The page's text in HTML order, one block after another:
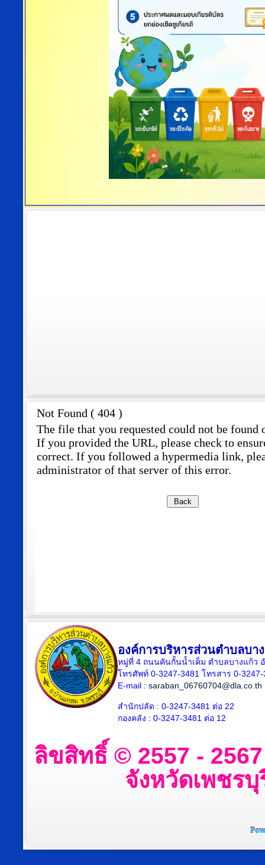
องค์การบริหารส่วนตำบลบา
หมู่ที่ 4 ถนนคันกั้นน้ำเค็ม ตำบลบางแก้ว
โทรศัพท์ 0-3247-3481 โทรสาร 0-3247-
E-mail : saraban_06760704@dla.co.th
สำนักปลัด : 0-3247-3481 ต่อ 22
กองคลัง : 0-3247-3481 ต่อ 12
ลิขสิทธิ์ © 2557 -
จังหวัดเพชร